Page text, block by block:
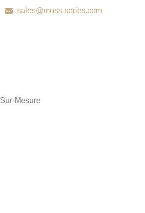
sales@moss-series.com
Sur-Mesure